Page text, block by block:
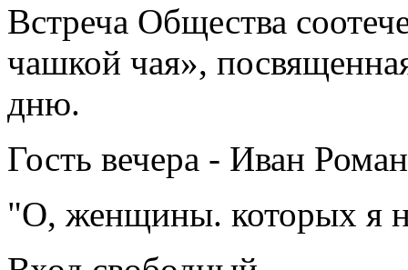
Встреча Общества
чашкой чая»,
дню.
Гость вечера - Иван
"О, женщины. которых я